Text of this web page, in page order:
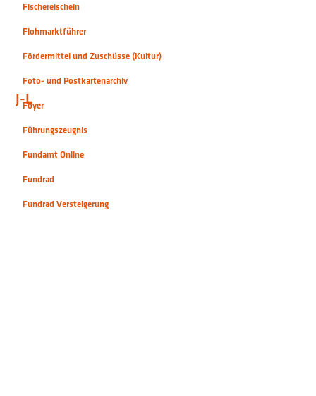
Fischereischein
Flohmarktführer
Fördermittel und Zuschüsse (Kultur)
Foto- und Postkartenarchiv
Foyer
Führungszeugnis
Fundamt Online
Fundrad
Fundrad Versteigerung
J-L